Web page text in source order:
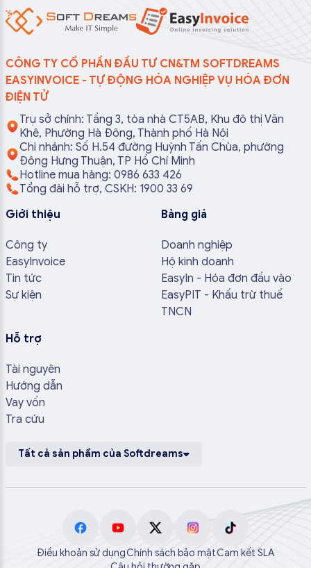
CÔNG TY CỔ PHẦN ĐẦU TƯ CN&TM SOFTDREAMS
EASYINVOICE - TỰ ĐỘNG HÓA NGHIỆP VỤ HÓA ĐƠN
ĐIỆN TỬ
Trụ sở chính: Tầng 3, tòa nhà CT5AB, Khu đô thị Văn
Khê, Phường Hà Đông, Thành phố Hà Nội
Chi nhánh: Số H.54 đường Huỳnh Tấn Chùa, phường
Đông Hưng Thuận, TP Hồ Chí Minh
Hotline mua hàng: 0986 633 426
Tổng đài hỗ trợ, CSKH: 1900 33 69
Giới thiệu
Công ty
EasyInvoice
Tin tức
Sự kiện
Bảng giá
Doanh nghiệp
Hộ kinh doanh
EasyIn - Hóa đơn đầu vào
EasyPIT - Khấu trừ thuế
TNCN
Hỗ trợ
Tài nguyên
Hướng dẫn
Vay vốn
Tra cứu
Tất cả sản phẩm của Softdreams
Điều khoản sử dụngChính sách bảo mậtCam kết SLA